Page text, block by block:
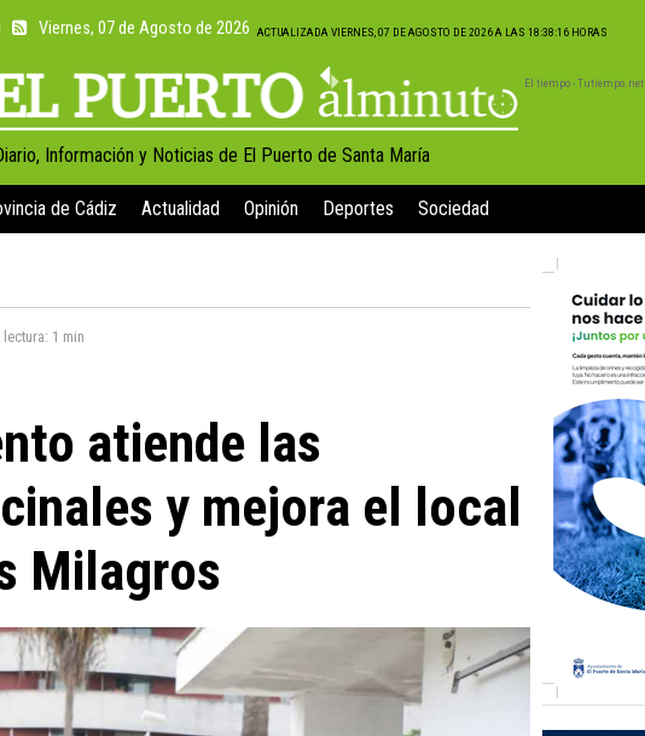
Viernes, 07 de Agosto de 2026 ACTUALIZADA VIERNES, 07 DE AGOSTO DE 2026 A LAS 18:38:16 HORAS
Información y Noticias de El Puerto de Santa María
El tiempo - Tutiempo.net
de Cádiz Actualidad Opinión Deportes Sociedad
1 min
atiende las
y mejora el local
Milagros